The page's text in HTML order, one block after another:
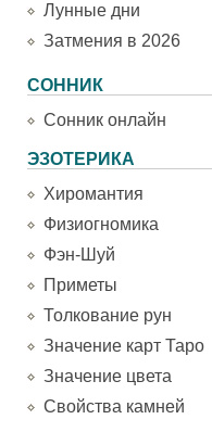
Лунные дни
Затмения в 2026
СОННИК
Сонник онлайн
ЭЗОТЕРИКА
Хиромантия
Физиогномика
Фэн-Шуй
Приметы
Толкование рун
Значение карт Таро
Значение цвета
Свойства камней